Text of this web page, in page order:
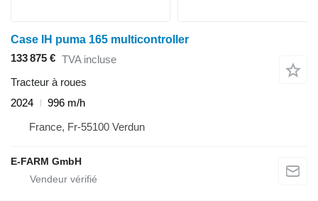
Case IH puma 165 multicontroller
133 875 € TVA incluse
Tracteur à roues
2024
996 m/h
France, Fr-55100 Verdun
E-FARM GmbH